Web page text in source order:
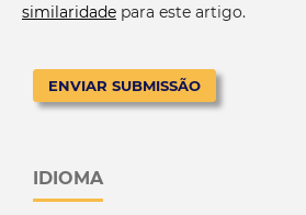
similaridadepara este artigo.
ENVIAR SUBMISSÃO
IDIOMA